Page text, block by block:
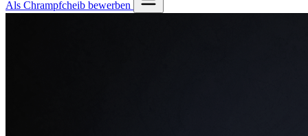
Als Chrampfcheib bewerben